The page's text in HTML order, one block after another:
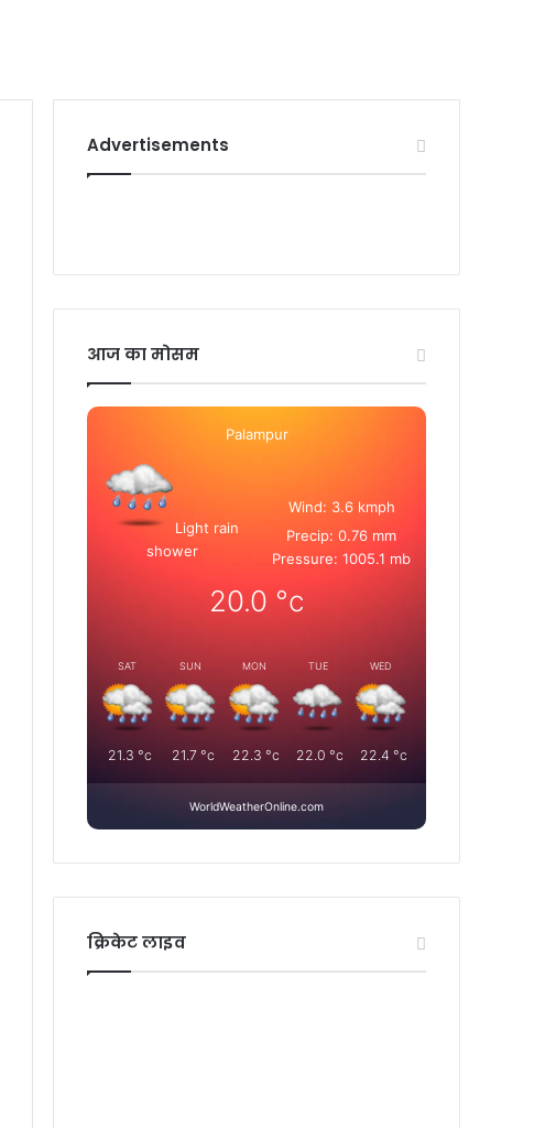
Advertisements
आज का मोसम
Palampur
Light rain
shower
Wind: 3.6 kmph
Precip: 0.76 mm
Pressure: 1005.1 mb
20.0 °c
SAT
21.3 °c
SUN
21.7°c
MON
22.3 °c
TUE
22.0 °c
WED
22.4 °c
WorldWeatherOnline.com
क्रिकेट लाइव